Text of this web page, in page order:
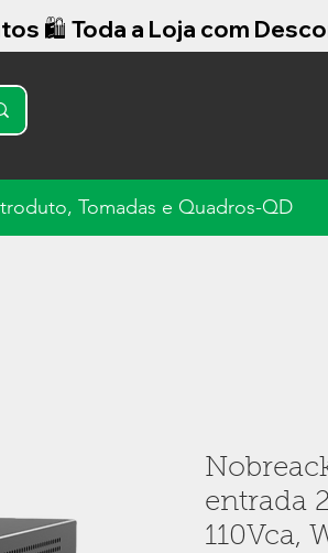
Tomadas e Quadros-QD
entrada
110Vca,